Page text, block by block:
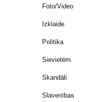
Foto/Video
Izklaide
Politika
Sievietēm
Skandāli
Slavenības